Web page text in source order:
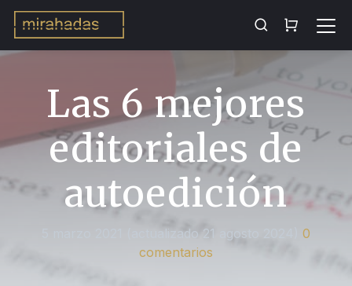
Las 6 mejores
editoriales de
autoedición
(actualizado 21 agosto 2024)
0
comentarios